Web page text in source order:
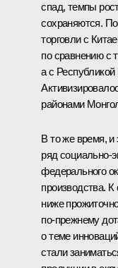
спад, темпы
сохраняются.
торговли с
по сравнению с
а с
районами
В то же время, и
ряд социально-
федерального
производства.
ниже
по‑прежнему
о теме
стали